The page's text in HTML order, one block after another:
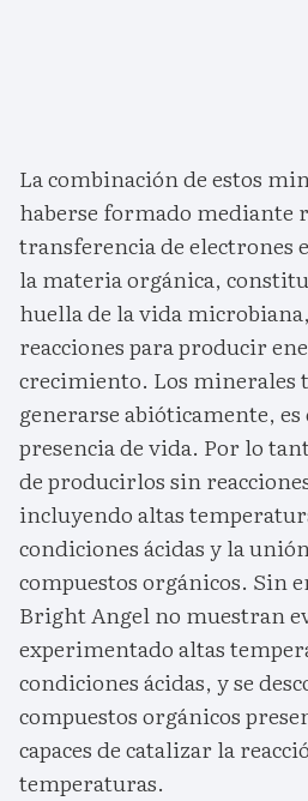
La combinación de estos
haberse formado mediante
transferencia de electrones
la materia orgánica,
huella de la vida
reacciones para producir
crecimiento. Los minerales
generarse abióticamente,
presencia de vida. Por lo
de producirlos sin
incluyendo altas
condiciones ácidas y la
compuestos orgánicos. Sin
Bright Angel no muestran
experimentado altas
condiciones ácidas, y se
compuestos orgánicos
capaces de catalizar la
temperaturas.